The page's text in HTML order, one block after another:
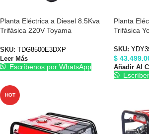
Planta Eléctrica a Diesel 8.5Kva
Trifásica 220V Toyama
SKU:
TDG8500E3DXP
Leer Más
Escríbenos por WhatsApp
Planta
Trifásica
SKU:
$
Añadir Al
HOT